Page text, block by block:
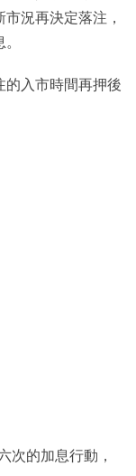
況再決定落注，
的入市時間再押後
次的加息行動，